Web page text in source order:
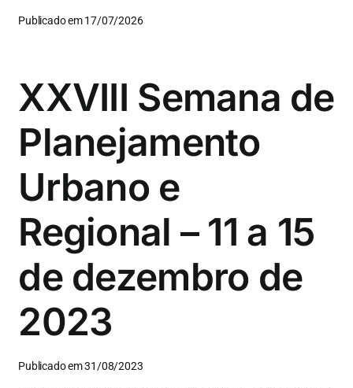
Publicado em 17/07/2026
XXVIII Semana de
Planejamento
Urbano e
Regional – 11 a 15
de dezembro de
2023
Publicado em 31/08/2023